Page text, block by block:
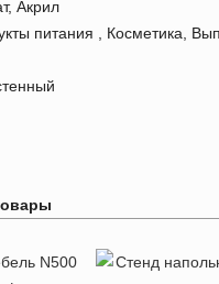
Акрил
питания , Косметика,